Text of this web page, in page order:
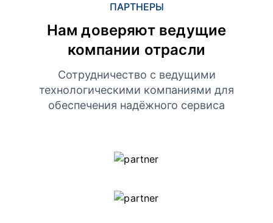
ПАРТНЕРЫ
Нам доверяют ведущие
компании отрасли
Сотрудничество с ведущими
технологическими компаниями для
обеспечения надёжного сервиса